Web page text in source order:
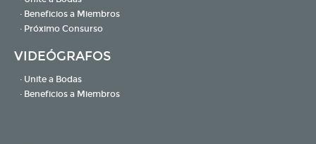
· Beneficios a Miembros
· Próximo Consurso
VIDEÓGRAFOS
· Unite a Bodas
· Beneficios a Miembros